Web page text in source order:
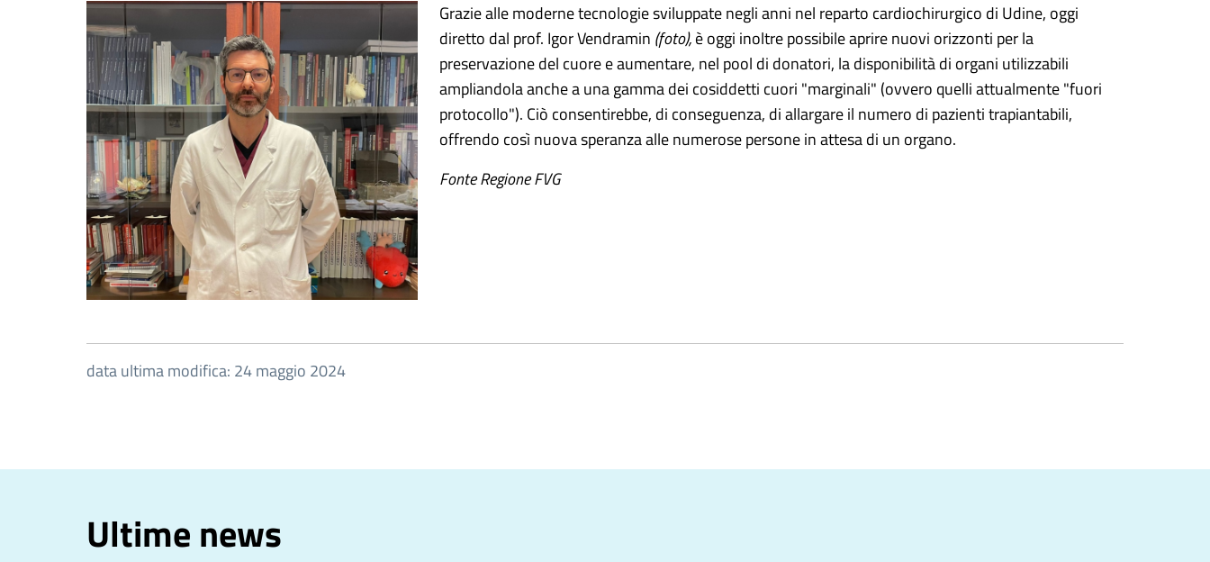
Grazie alle moderne tecnologie sviluppate negli anni nel reparto cardiochirurgico di Udine, oggi
diretto dal prof. Igor Vendramin (foto),è oggi inoltre possibile aprire nuovi orizzonti per la
preservazione del cuore e aumentare, nel pool di donatori, la disponibilità di organi utilizzabili
ampliandola anche a una gamma dei cosiddetti cuori "marginali" (ovvero quelli attualmente "fuori
protocollo"). Ciò consentirebbe, di conseguenza, di allargare il numero di pazienti trapiantabili,
offrendo così nuova speranza alle numerose persone in attesa di un organo.
Fonte Regione FVG
data ultima modifica: 24 maggio 2024
Ultime news